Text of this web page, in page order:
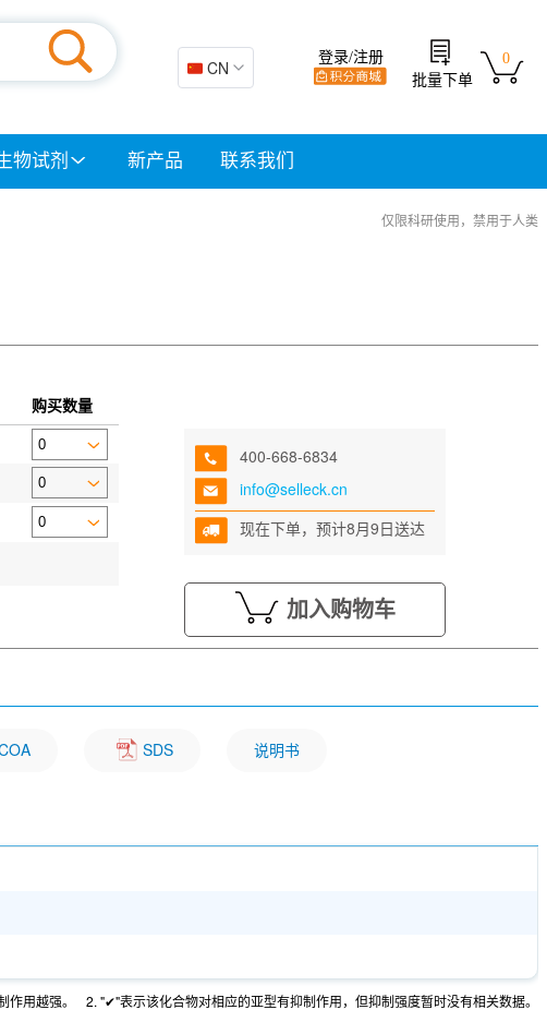
🇨🇳 CN
0
批量下单
登录/注册
物试剂 新产品 联系我们
仅限科研使用，禁用于人类
购买数量
400-668-6834
info@selleck.cn
现在下单，预计8月9日送达
加入购物车
SDS 说明书
用越强。 2. "✔"表示该化合物对相应的亚型有抑制作用，但抑制强度暂时没有相关数据。